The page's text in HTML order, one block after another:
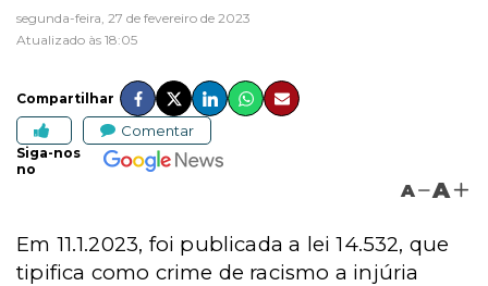
segunda-feira, 27 de fevereiro de 2023
Atualizado às 18:05
Compartilhar
Comentar
Siga-nos
no
A A
Em 11.1.2023, foi publicada a lei 14.532, que
tipifica como crime de racismo a injúria